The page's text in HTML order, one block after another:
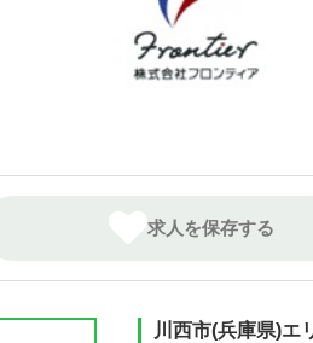
求人を保存する
川西市(兵庫県)エ